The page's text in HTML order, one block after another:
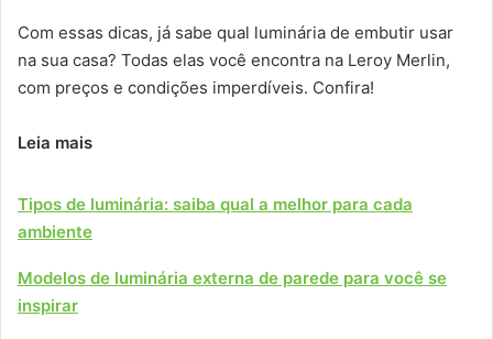
Com essas dicas, já sabe qual luminária de embutir usar
na sua casa? Todas elas você encontra na Leroy Merlin,
com preços e condições imperdíveis. Confira!
Leia mais
Tipos de luminária: saiba qual a melhor para cada
ambiente
Modelos de luminária externa de parede para você se
inspirar